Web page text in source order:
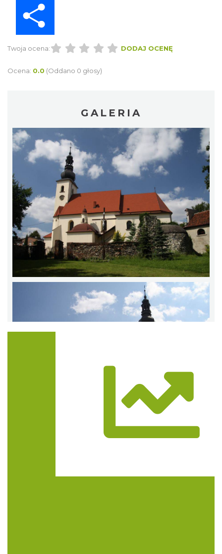
Twoja ocena: DODAJ OCENĘ
Ocena: 0.0 (Oddano 0 głosy)
GALERIA
Trasa